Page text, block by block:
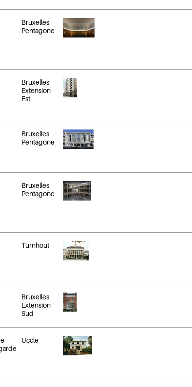
Bruxelles
Pentagone
Bruxelles
Extension
Est
Bruxelles
Pentagone
Bruxelles
Pentagone
Turnhout
Bruxelles
Extension
Sud
Uccle